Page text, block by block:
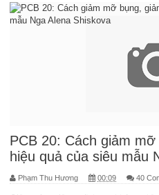
PCB 20: Cách giảm
hiệu quả của siêu mẫu
Phạm Thu Hương 00:09 40